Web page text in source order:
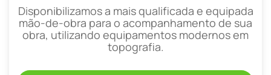
Disponibilizamos a mais qualificada e equipada
mão-de-obra para o acompanhamento de sua
obra, utilizando equipamentos modernos em
topografia.